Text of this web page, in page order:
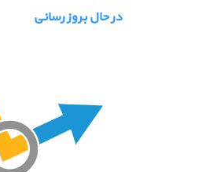
در حال بروز رسانی